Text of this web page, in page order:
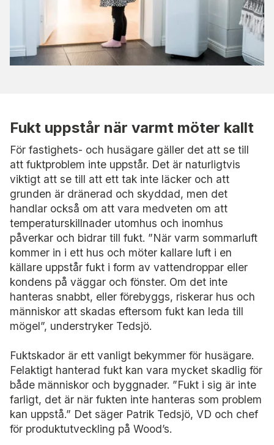
Fukt uppstår när varmt möter kallt
För fastighets- och husägare gäller det att se till
att fuktproblem inte uppstår. Det är naturligtvis
viktigt att se till att ett tak inte läcker och att
grunden är dränerad och skyddad, men det
handlar också om att vara medveten om att
temperaturskillnader utomhus och inomhus
påverkar och bidrar till fukt. ”När varm sommarluft
kommer in i ett hus och möter kallare luft i en
källare uppstår fukt i form av vattendroppar eller
kondens på väggar och fönster. Om det inte
hanteras snabbt, eller förebyggs, riskerar hus och
människor att skadas eftersom fukt kan leda till
mögel”, understryker Tedsjö.
Fuktskador är ett vanligt bekymmer för husägare.
Felaktigt hanterad fukt kan vara mycket skadlig för
både människor och byggnader. ”Fukt i sig är inte
farligt, det är när fukten inte hanteras som problem
kan uppstå.” Det säger Patrik Tedsjö, VD och chef
för produktutveckling på Wood’s.